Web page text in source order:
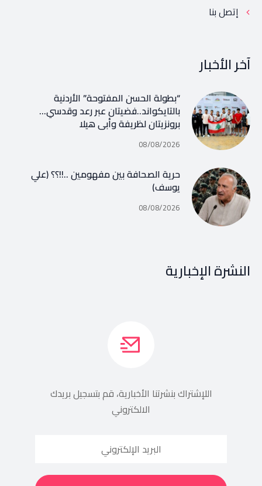
إتصل بنا
آخر الأخبار
“بطولة الحسن المفتوحة” الأردنية
بالتايكواند..فضيتان عبر رعد وقدسي…
برونزيتان لظريفة وأبي هيلا
08/08/2026
حرية الصحافة بين مفهومين ..!!؟؟ (علي
يوسف)
08/08/2026
النشرة الإخبارية
اللإشتراك بنشرتنا الأخبارية، قم بتسجيل بريدك
الالكتروني